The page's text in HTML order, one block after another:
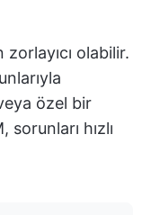
olabilir.
özel bir
hızlı